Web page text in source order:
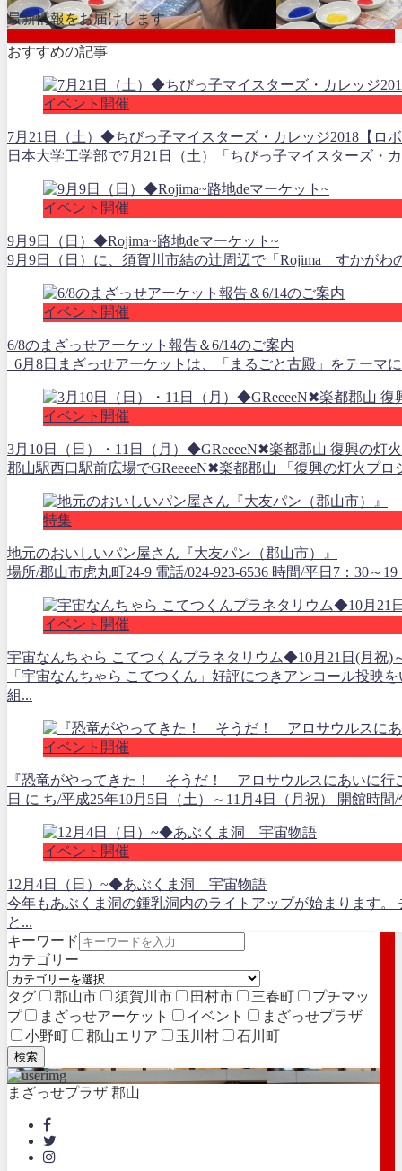
最新情報をお届けします
おすすめの記事
イベント開催
7月21日（土）◆ちびっ子マイスターズ・カレッジ2018【ロ
日本大学工学部で7月21日（土）「ちびっ子マイスターズ・
イベント開催
9月9日（日）◆Rojima~路地deマーケット~
9月9日（日）に、須賀川市結の辻周辺で「Rojima すかが
イベント開催
6/8のまざっせアーケット報告＆6/14のご案内
6月8日まざっせアーケットは、「まるごと古殿」をテーマ
イベント開催
3月10日（日）・11日（月）◆GReeeeN✖楽都郡山 復興の灯
郡山駅西口駅前広場でGReeeeN✖楽都郡山 「復興の灯火プ
特集
地元のおいしいパン屋さん『大友パン（郡山市）』
場所/郡山市虎丸町24-9 電話/024-923-6536 時間/平日7：30～
イベント開催
宇宙なんちゃら こてつくんプラネタリウム◆10月21日(月祝)
「宇宙なんちゃら こてつくん」好評につきアンコール投映
組...
イベント開催
『恐竜がやってきた！ そうだ！ アロサウルスにあいに行
日 に ち/平成25年10月5日（土）～11月4日（月祝） 開館
イベント開催
12月4日（日）~◆あぶくま洞 宇宙物語
今年もあぶくま洞の鍾乳洞内のライトアップが始まります
と...
キーワード
カテゴリー
タグ 郡山市 須賀川市 田村市 三春町
プチマッ
プ
まざっせアーケット イベント
まざっせプラザ
小野町
郡山エリア 玉川村 石川町
検索
まざっせプラザ 郡山